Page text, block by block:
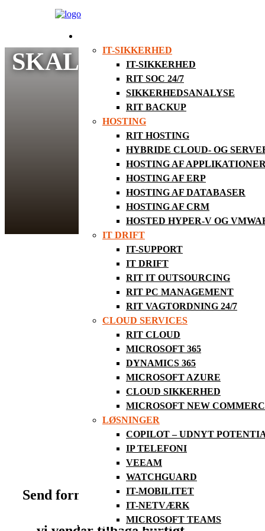
IT-SIKKERHED
IT-SIKKERHED
RIT SOC 24/7
SIKKERHEDSANALYSE
RIT BACKUP
HOSTING
RIT HOSTING
HYBRIDE CLOUD- OG
HOSTING AF APPLIKATIONER
HOSTING AF ERP
HOSTING AF DATABASER
HOSTING AF CRM
HOSTED HYPER-V OG
IT DRIFT
IT-SUPPORT
IT DRIFT
RIT IT OUTSOURCING
RIT PC MANAGEMENT
RIT VAGTORDNING 24/7
CLOUD SERVICES
RIT CLOUD
MICROSOFT 365
DYNAMICS 365
MICROSOFT AZURE
CLOUD SIKKERHED
MICROSOFT NEW
LØSNINGER
COPILOT – UDNYT
IP TELEFONI
VEEAM
WATCHGUARD
IT-MOBILITET
IT-NETVÆRK
MICROSOFT TEAMS
SKAL DU VÆRE
Der har været – og er fortsat fart på
spændende initiativer været med til at
nedlukningen bl.a. alligevel vækstede
vi fokus og midler til, at uddanne og
imødekomme et jobmarked der er
Hele artiklen kan læses her, den er
Læs jobopslaget og ansøg her
Send formularen…